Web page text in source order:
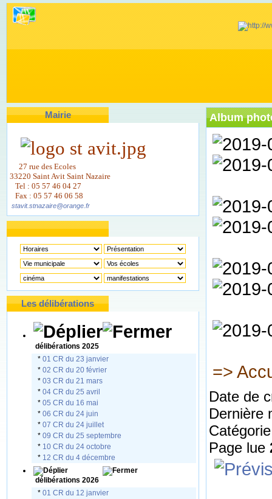
Mairie
27 rue des Ecoles
33220 Saint Avit Saint Nazaire
Tel : 05 57 46 04 27
Fax : 05 57 46 06 58
stavit.stnazaire@orange.fr
Les délibérations
délibérations 2025
* 01 CR du 23 janvier
* 02 CR du 20 février
* 03 CR du 21 mars
* 04 CR du 25 avril
* 05 CR du 16 mai
* 06 CR du 24 juin
* 07 CR du 24 juillet
* 09 CR du 25 septembre
* 10 CR du 24 octobre
* 12 CR du 4 décembre
délibérations 2026
* 01 CR du 12 janvier
Album
=>
Date de
Dernière
Page lue